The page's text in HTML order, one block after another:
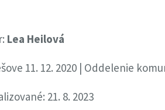
Lea Heilová
11. 12. 2020 | Oddelenie
21. 8. 2023